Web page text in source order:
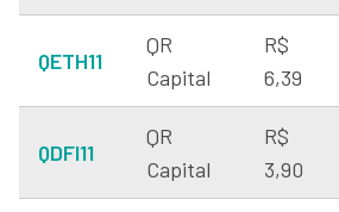
QETH11
QR
Capital
R$
6,39
QDFI11
QR
Capital
R$
3,90